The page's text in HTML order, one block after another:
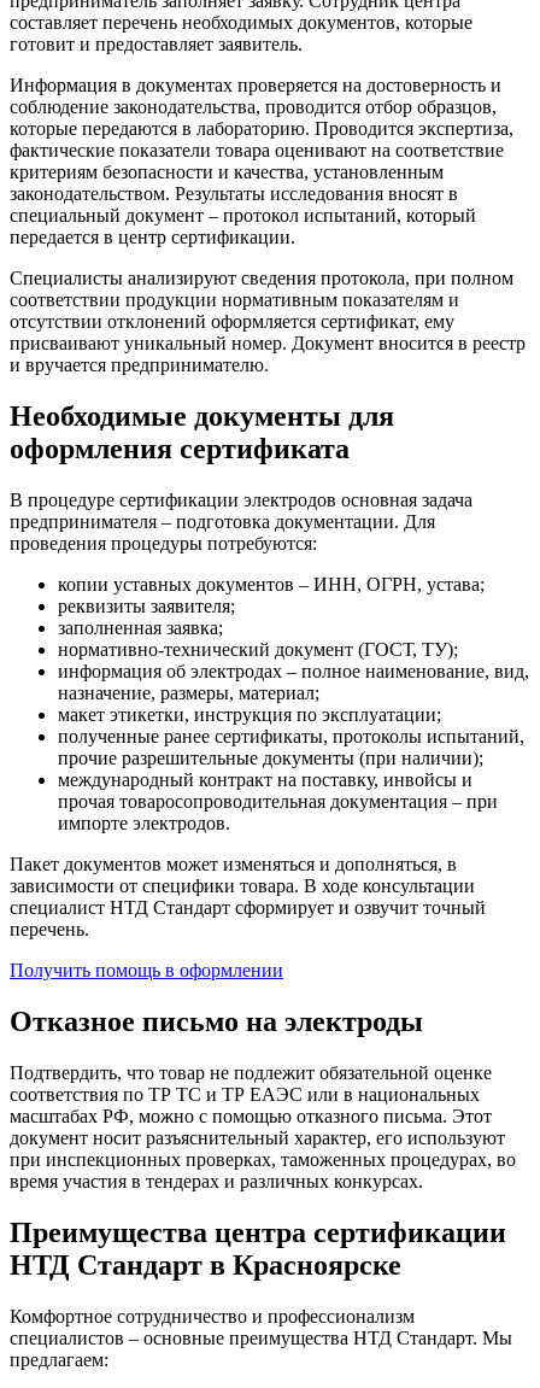
составляет перечень необходимых документов, которые
готовит и предоставляет заявитель.
Информация в документах проверяется на достоверность и
соблюдение законодательства, проводится отбор образцов,
которые передаются в лабораторию. Проводится экспертиза,
фактические показатели товара оценивают на соответствие
критериям безопасности и качества, установленным
законодательством. Результаты исследования вносят в
специальный документ – протокол испытаний, который
передается в центр сертификации.
Специалисты анализируют сведения протокола, при полном
соответствии продукции нормативным показателям и
отсутствии отклонений оформляется сертификат, ему
присваивают уникальный номер. Документ вносится в реестр
и вручается предпринимателю.
Необходимые документы для
оформления сертификата
В процедуре сертификации электродов основная задача
предпринимателя – подготовка документации. Для
проведения процедуры потребуются:
копии уставных документов – ИНН, ОГРН, устава;
реквизиты заявителя;
заполненная заявка;
нормативно-технический документ (ГОСТ, ТУ);
информация об электродах – полное наименование, вид,
назначение, размеры, материал;
макет этикетки, инструкция по эксплуатации;
полученные ранее сертификаты, протоколы испытаний,
прочие разрешительные документы (при наличии);
международный контракт на поставку, инвойсы и
прочая товаросопроводительная документация – при
импорте электродов.
Пакет документов может изменяться и дополняться, в
зависимости от специфики товара. В ходе консультации
специалист НТД Стандарт сформирует и озвучит точный
перечень.
Получить помощь в оформлении
Отказное письмо на электроды
Подтвердить, что товар не подлежит обязательной оценке
соответствия по ТР ТС и ТР ЕАЭС или в национальных
масштабах РФ, можно с помощью отказного письма. Этот
документ носит разъяснительный характер, его используют
при инспекционных проверках, таможенных процедурах, во
время участия в тендерах и различных конкурсах.
Преимущества центра сертификации
НТД Стандарт в Красноярске
Комфортное сотрудничество и профессионализм
специалистов – основные преимущества НТД Стандарт. Мы
предлагаем: